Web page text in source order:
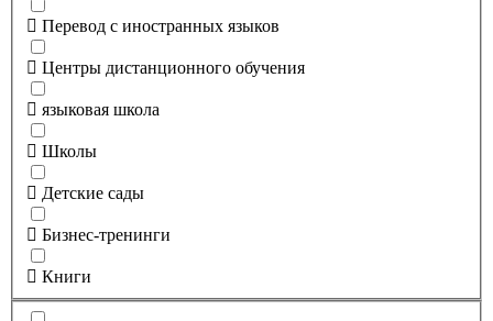
Перевод с иностранных языков
Центры дистанционного обучения
языковая школа
Школы
Детские сады
Бизнес-тренинги
Книги